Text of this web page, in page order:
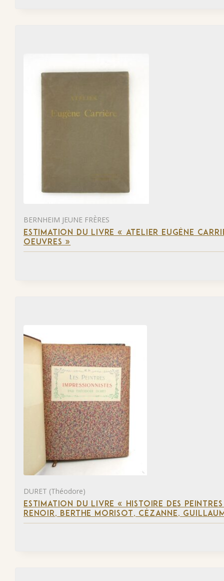
BERNHEIM JEUNE FRÈRES
ESTIMATION DU LIVRE « ATELIER EUGÈNE
OEUVRES »
DURET (Théodore)
ESTIMATION DU LIVRE « HISTOIRE DES
RENOIR, BERTHE MORISOT, CÉZANNE,